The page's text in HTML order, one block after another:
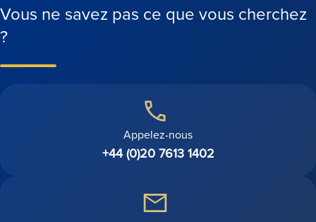
Vous ne savez pas ce que vous cherchez
?
Appelez-nous
+44 (0)20 7613 1402